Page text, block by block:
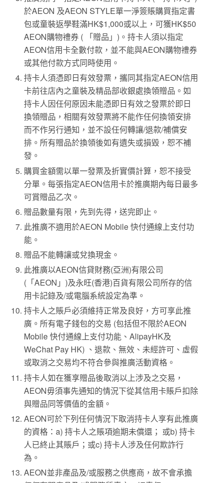
於AEON 及AEON STYLE單一淨簽賬購買指定書
包或童裝返學鞋滿HK$1,000或以上，可獲HK$50
AEON購物禮券 ( 「贈品」)。持卡人須以指定
AEON信用卡全數付款，並不能與AEON購物禮券
或其他付款方式同時使用。
持卡人須憑即日有效發票，攜同其指定AEON信用
卡前往店內之童裝及精品部收銀處換領贈品。如
持卡人因任何原因未能憑即日有效之發票於即日
換領贈品，相關有效發票將不能作任何換領安排
而不作另行通知，並不設任何轉讓/退款/補償安
排。所有贈品於換領後如有遺失或損毀，恕不補
發。
購買金額需以單一發票及折實價計算，恕不接受
分單。每張指定AEON信用卡於推廣期內每日最多
可賞贈品乙次。
贈品數量有限，先到先得，送完即止。
此推廣不適用於AEON Mobile 快付通線上支付功
能。
贈品不能轉讓或兌換現金。
此推廣以AEON信貸財務(亞洲)有限公司
(「AEON」)及永旺(香港)百貨有限公司所存的信
用卡記錄及/或電腦系統設定為準。
持卡人之賬戶必須維持正常及良好，方可享此推
廣。所有電子錢包的交易 (包括但不限於AEON
Mobile 快付通線上支付功能、AlipayHK及
WeChat Pay HK) 、退款、無效、未經許可、虛假
或取消之交易均不符合參與推廣活動資格。
持卡人如在獲享贈品後取消以上涉及之交易，
AEON毋須事先通知的情況下從其信用卡賬戶扣除
與贈品同等價值的金額。
AEON可於下列任何情況下取消持卡人享有此推廣
的資格：a) 持卡人之賬項逾期未償還； 或b) 持卡
人已終止其賬戶；或c) 持卡人涉及任何欺詐行
為。
AEON並非產品及/或服務之供應商，故不會承擔